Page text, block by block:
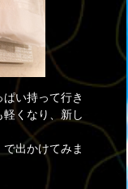
い持って行き
くなり、新し
出かけてみま